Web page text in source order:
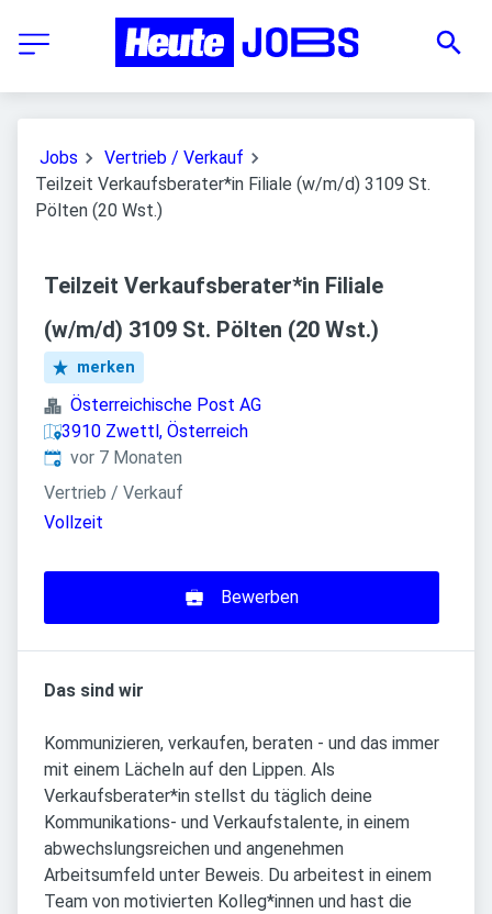
Jobs
Vertrieb / Verkauf
Teilzeit Verkaufsberater*in Filiale (w/m/d) 3109 St.
Pölten (20 Wst.)
Teilzeit Verkaufsberater*in Filiale
(w/m/d) 3109 St. Pölten (20 Wst.)
merken
Österreichische Post AG
3910 Zwettl, Österreich
Veröffentlicht:
vor 7 Monaten
Vertrieb / Verkauf
Vollzeit
Bewerben
Das sind wir
Kommunizieren, verkaufen, beraten - und das immer
mit einem Lächeln auf den Lippen. Als
Verkaufsberater*in stellst du täglich deine
Kommunikations- und Verkaufstalente, in einem
abwechslungsreichen und angenehmen
Arbeitsumfeld unter Beweis. Du arbeitest in einem
Team von motivierten Kolleg*innen und hast die